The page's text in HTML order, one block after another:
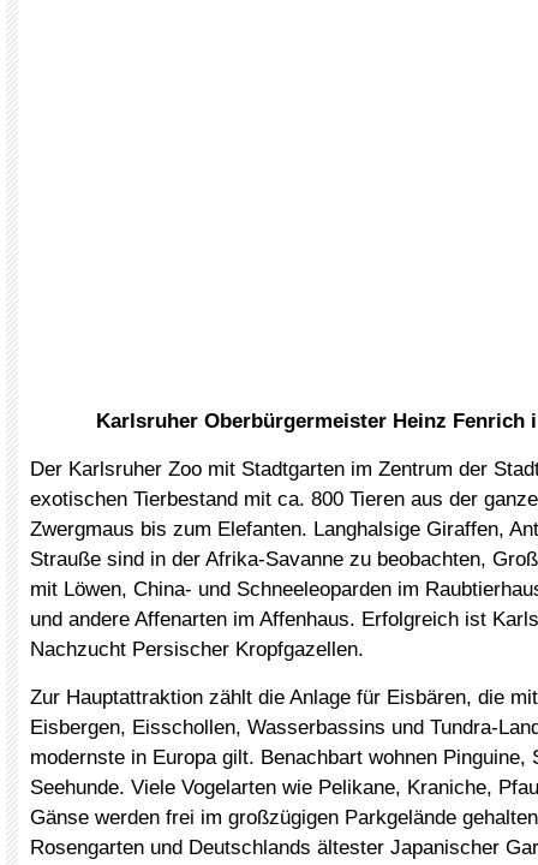
Karlsruher Oberbürgermeister Heinz Fenrich
Der Karlsruher Zoo mit Stadtgarten im Zentrum der
exotischen Tierbestand mit ca. 800 Tieren aus der
Zwergmaus bis zum Elefanten. Langhalsige Giraffen,
Strauße sind in der Afrika-Savanne zu beobachten,
mit Löwen, China- und Schneeleoparden im
und andere Affenarten im Affenhaus. Erfolgreich ist
Nachzucht Persischer Kropfgazellen.
Zur Hauptattraktion zählt die Anlage für Eisbären, die
Eisbergen, Eisschollen, Wasserbassins und Tundra-
modernste in Europa gilt. Benachbart wohnen Pinguine,
Seehunde. Viele Vogelarten wie Pelikane, Kraniche,
Gänse werden frei im großzügigen Parkgelände
Rosengarten und Deutschlands ältester Japanischer